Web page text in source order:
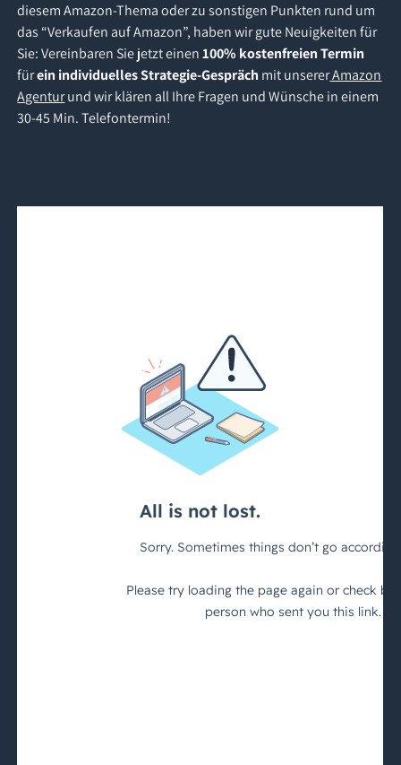
diesem Amazon-Thema oder zu sonstigen Punkten rund um
das “Verkaufen auf Amazon”, haben wir gute Neuigkeiten für
Sie: Vereinbaren Sie jetzt einen100% kostenfreien Termin
fürein individuelles Strategie-Gespräch mit unsererAmazon
Agenturund wir klären all Ihre Fragen und Wünsche in einem
30-45 Min. Telefontermin!